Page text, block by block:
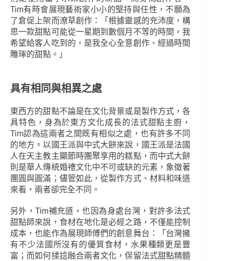
Tim有時會展現藝術家小小的堅持與任性，不願為
了倉促上架而潦草創作：「根據靈感的充沛度，構
思一款甜點可能從一星期到數個月不等的時間，我
希望給客人吃到的，是我全心全意創作、經過時間
雕琢的甜點。」
具有相同與相異之處
東西方的甜點不論是在文化背景或是製作方式，各
具特色，身為於東方文化成長的法式甜點主廚，
Tim認為這兩者之間既有相似之處，也有許多不同
的地方。以國王派與中式大餅來說，國王派是法國
人在天主教主顯節時團聚享用的糕點，而中式大餅
則是華人傳統婚禮文化中不可或缺的元素，象徵著
團圓與圓滿；儘管如此，從製作方式、材料和味道
來看，兩者卻完全不同。
另外，Tim補充道，也因為身處台灣，對許多法式
甜點師來說，食材在地化是必經之路，不僅能控制
成本，也能作為展現師傅們的創意舞台：「台灣擁
有不少法國所沒有的優質食材，水果種類更是豐
富；而如何揉捻融合兩者文化，保留法式甜點精髓